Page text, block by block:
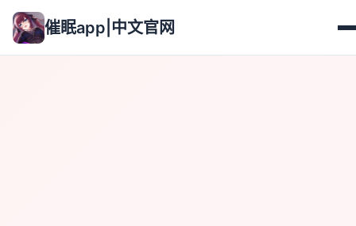
催眠app|中文官网